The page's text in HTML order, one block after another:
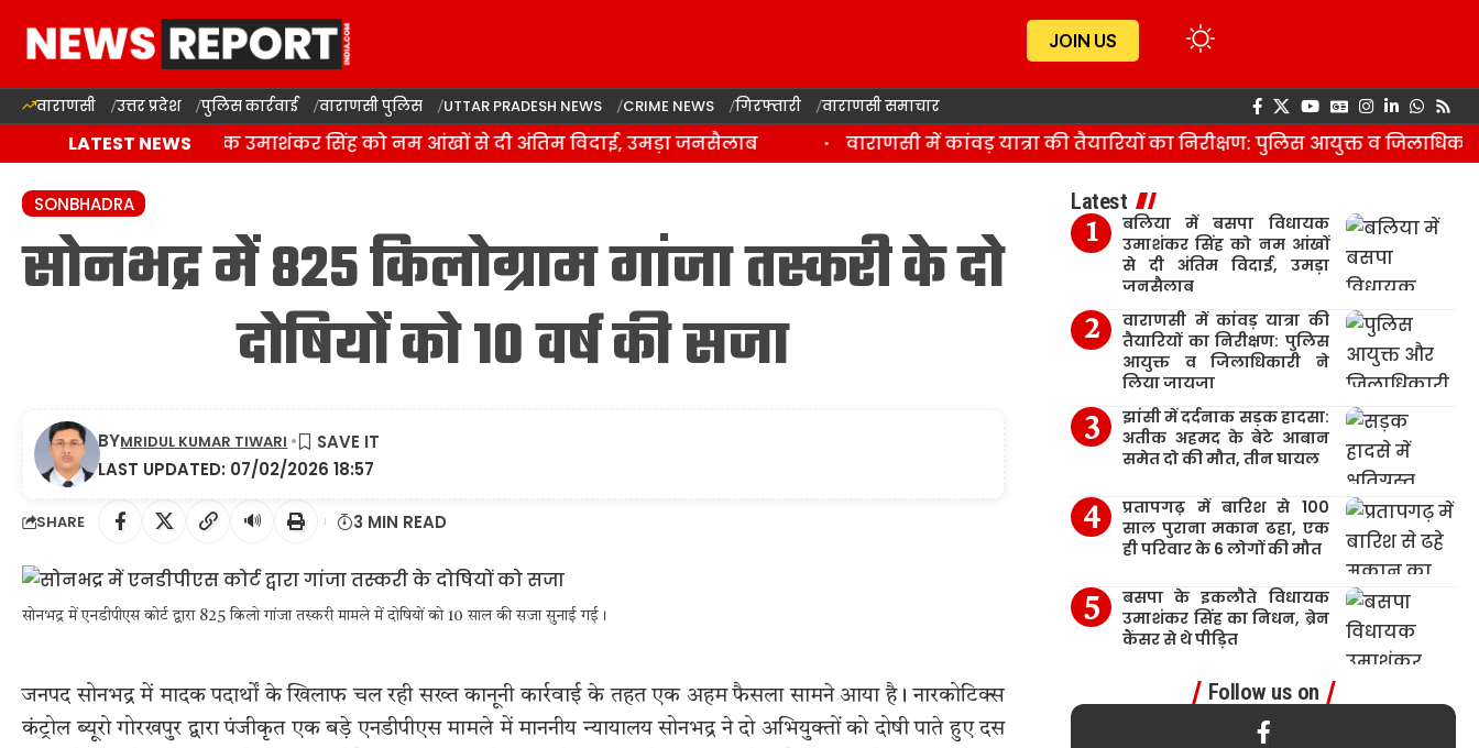
JOIN US
वाराणसी उत्तर प्रदेश पुलिस कार्रवाई वाराणसी पुलिस UTTAR PRADESH NEWS CRIME NEWS गिरफ्तारी वाराणसी समाचार
LATEST NEWS
बलिया में बसपा विधायक उमाशंकर सिंह को नम आंखों से दी अंतिम विदाई, उमड़ा जनसैलाब वाराणसी में कांवड़ यात्रा की तैयारियों का निरीक्षण: पुलिस आयुक्त व जिलाधिकारी
SONBHADRA
सोनभद्र में 825 किलोग्राम गांजा तस्करी के दो
दोषियों को 10 वर्ष की सजा
LAST UPDATED: 07/02/2026 18:57
BYMRIDUL KUMAR TIWARI
SHARE 🔊 3 MIN READ
सोनभद्र में एनडीपीएस कोर्ट द्वारा 825 किलो गांजा तस्करी मामले में दोषियों को 10 साल की सजा सुनाई गई।
जनपद सोनभद्र में मादक पदार्थों के खिलाफ चल रही सख्त कानूनी कार्रवाई के तहत एक अहम फैसला सामने आया है। नारकोटिक्स
कंट्रोल ब्यूरो गोरखपुर द्वारा पंजीकृत एक बड़े एनडीपीएस मामले में माननीय न्यायालय सोनभद्र ने दो अभियुक्तों को दोषी पाते हुए दस
Latest
बलिया में बसपा विधायक
उमाशंकर सिंह को नम आंखों
से दी अंतिम विदाई, उमड़ा
जनसैलाब
वाराणसी में कांवड़ यात्रा की
तैयारियों का निरीक्षण: पुलिस
आयुक्त व जिलाधिकारी ने
लिया जायजा
झांसी में दर्दनाक सड़क हादसा:
अतीक अहमद के बेटे आबान
समेत दो की मौत, तीन घायल
प्रतापगढ़ में बारिश से 100
साल पुराना मकान ढहा, एक
ही परिवार के 6 लोगों की मौत
बसपा के इकलौते विधायक
उमाशंकर सिंह का निधन, ब्रेन
कैंसर से थे पीड़ित
Follow us on